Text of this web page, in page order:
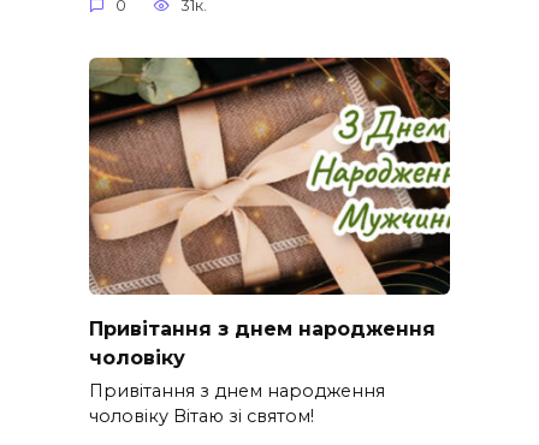
0 31к.
Привітання з днем народження
чоловіку
Привітання з днем народження
чоловіку Вітаю зі святом!